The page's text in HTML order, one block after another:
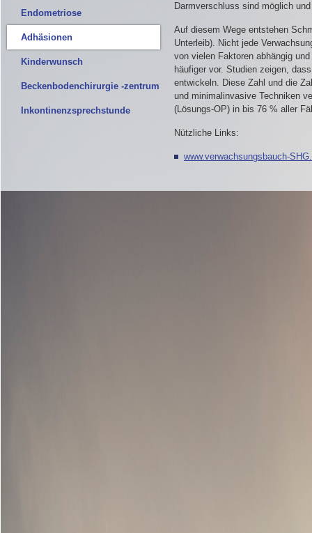
Endometriose
Adhäsionen
Kinderwunsch
Beckenbodenchirurgie -zentrum
Inkontinenzsprechstunde
Darmverschluss sind möglich
Auf diesem Wege entstehen
Unterleib). Nicht jede
von vielen Faktoren abhängig
häufiger vor. Studien zeigen,
entwickeln. Diese Zahl und die
und minimalinvasive Techniken
(Lösungs-OP) in bis 76 % aller
Nützliche Links:
www.verwachsungsbauch-